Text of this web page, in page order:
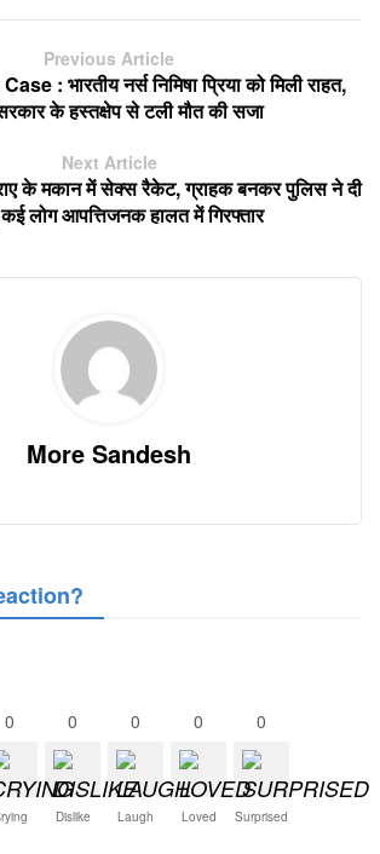
Previous Article
: भारतीय नर्स निमिषा प्रिया को मिली राहत,
के हस्तक्षेप से टली मौत की सजा
Next Article
के मकान में सेक्स रैकेट, ग्राहक बनकर पुलिस ने दी
लोग आपत्तिजनक हालत में गिरफ्तार
More Sandesh
0 0
Dislike
0
Laugh
0
Loved
0
Surprised